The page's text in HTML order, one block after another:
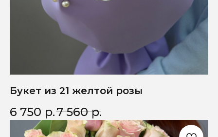
Букет из 21 желтой розы
6 750 р.7 560 р.